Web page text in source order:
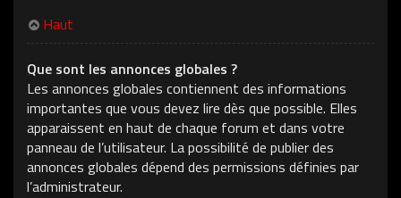
Haut
Que sont les annonces globales ?
Les annonces globales contiennent des informations
importantes que vous devez lire dès que possible. Elles
apparaissent en haut de chaque forum et dans votre
panneau de l’utilisateur. La possibilité de publier des
annonces globales dépend des permissions définies par
l’administrateur.